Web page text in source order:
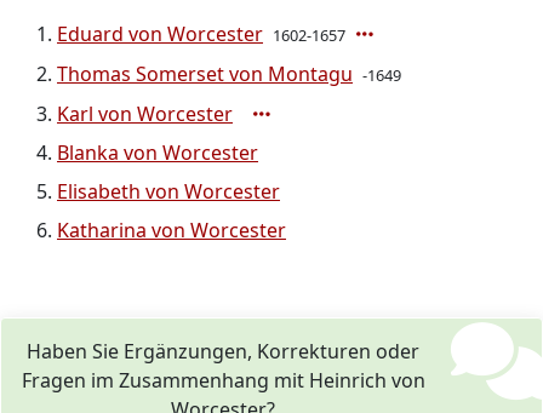
Eduard von Worcester 1602-1657
Thomas Somerset von Montagu -1649
Karl von Worcester
Blanka von Worcester
Elisabeth von Worcester
Katharina von Worcester
Haben Sie Ergänzungen, Korrekturen oder
Fragen im Zusammenhang mit Heinrich von